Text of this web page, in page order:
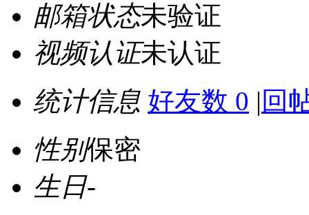
邮箱状态未验证
视频认证未认证
统计信息 好友数 0 | 回
性别保密
生日-